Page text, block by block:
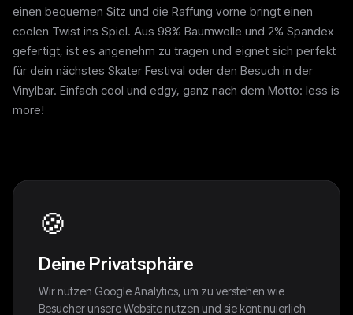
einen bequemen Sitz und die Raffung vorne bringt einen
coolen Twist ins Spiel. Aus 98% Baumwolle und 2% Spandex
gefertigt, ist es angenehm zu tragen und eignet sich perfekt
für dein nächstes Skater Festival oder den Besuch in der
Vinylbar. Einfach cool und edgy, ganz nach dem Motto: less is
more!
🍪
Deine Privatsphäre
Wir nutzen Google Analytics, um zu verstehen wie
Besucher unsere Website nutzen und sie kontinuierlich